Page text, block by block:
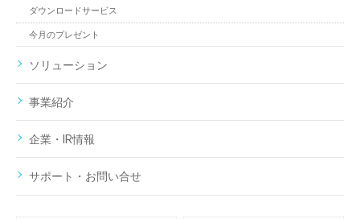
ダウンロードサービス
今月のプレゼント
ソリューション
事業紹介
企業・IR情報
サポート・お問い合せ